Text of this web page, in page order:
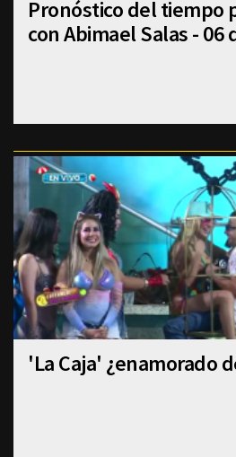
Pronóstico del tiempo
con Abimael Salas - 06
'La Caja' ¿enamorado